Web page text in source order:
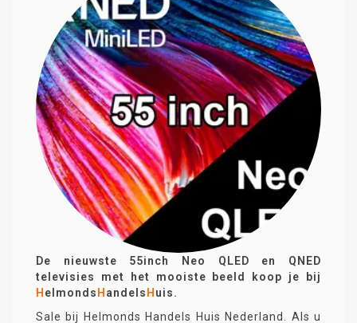
De nieuwste 55inch Neo QLED en QNED
televisies met het mooiste beeld koop je bij
H elmonds H andels H uis.
Sale bij Helmonds Handels Huis Nederland. Als u